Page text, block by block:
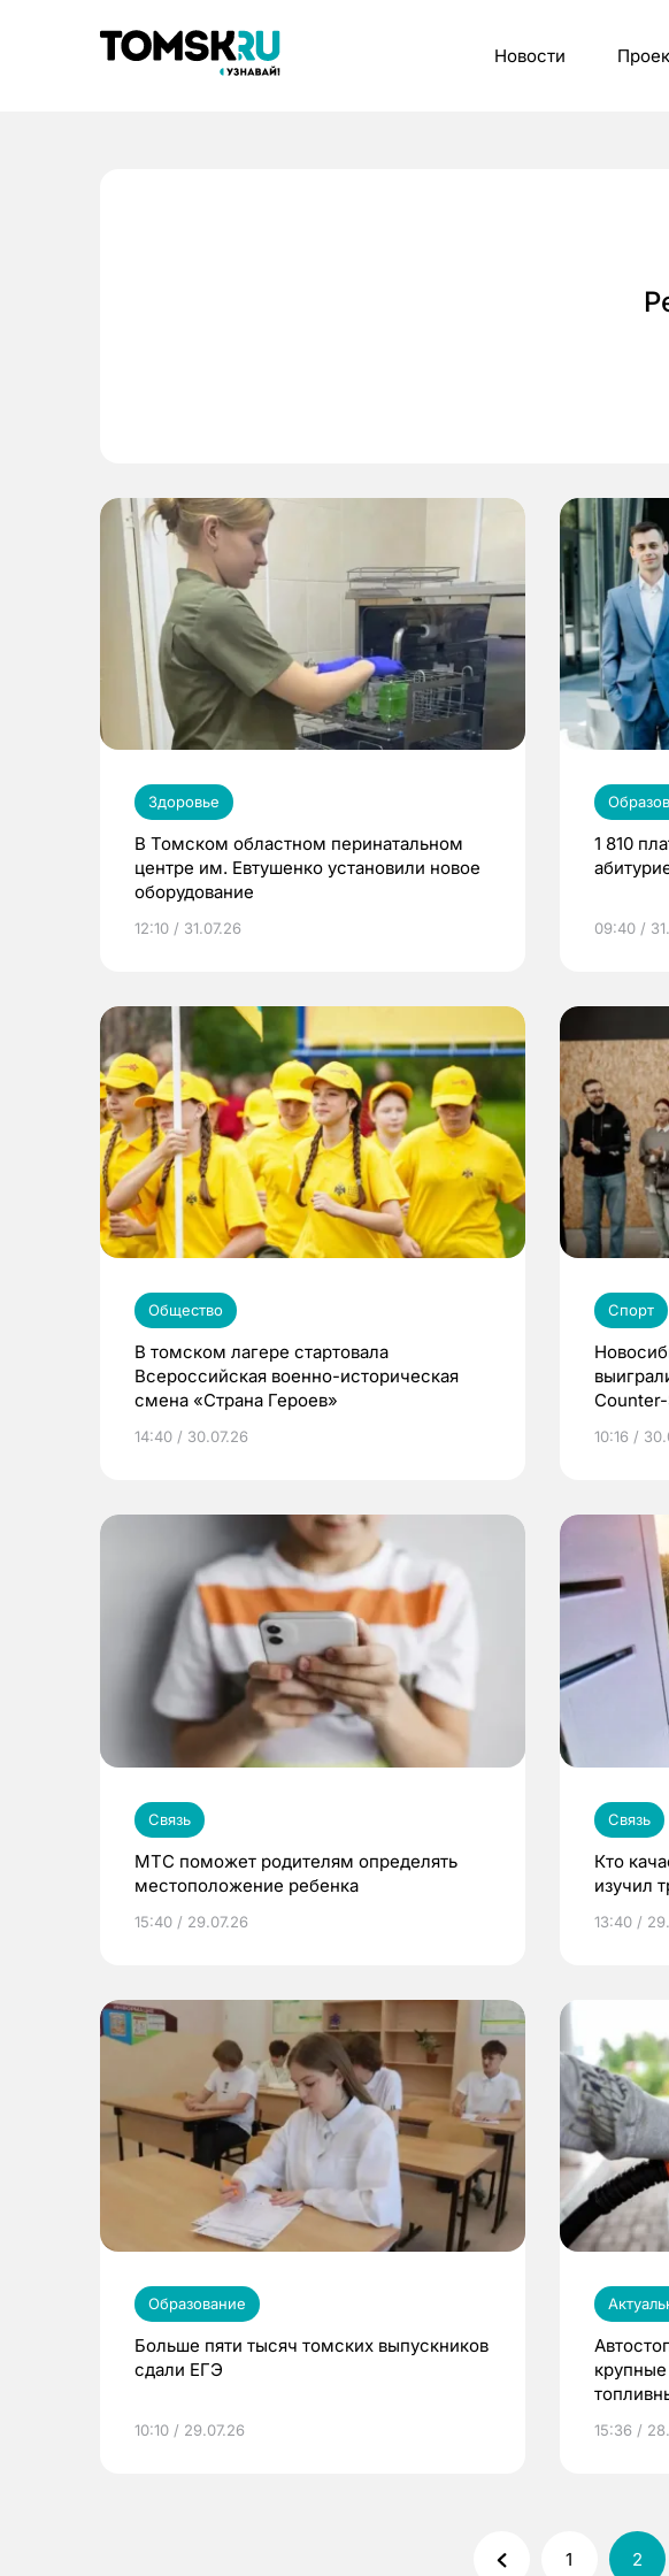
Новости
Здоровье
В Томском областном перинатальном
центре им. Евтушенко установили новое
оборудование
12:10 / 31.07.26
1 810
09:40 /
Общество
В томском лагере стартовала
Всероссийская военно-историческая
смена «Страна Героев»
14:40 / 30.07.26
Спорт
10:16 /
Связь
МТС поможет родителям определять
местоположение ребенка
15:40 / 29.07.26
Связь
Кто
изучил
13:40 /
Образование
Больше пяти тысяч томских выпускников
сдали ЕГЭ
10:10 / 29.07.26 15:36 /
1 2
Рубрики